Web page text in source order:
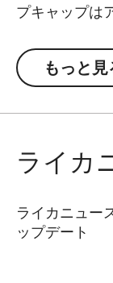
プキャップは
個別に調整す
もっと見
ライカ
ライカニュー
ップデート